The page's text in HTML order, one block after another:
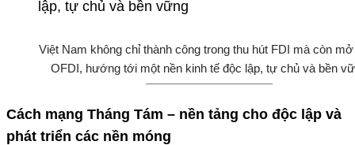
Việt Nam không chỉ thành công trong thu hút FDI mà còn
OFDI, hướng tới một nền kinh tế độc lập, tự chủ và bền
Cách mạng Tháng Tám – nền tảng cho độc lập và
phát triển các nền móng